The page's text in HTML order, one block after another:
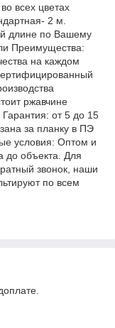
всех цветах
2 м.
длине по Вашему
Преимущества:
на каждом
ржавчине
от 5 до 15
за планку в ПЭ
условия: Оптом и
до объекта. Для
звонок, наши
по всем